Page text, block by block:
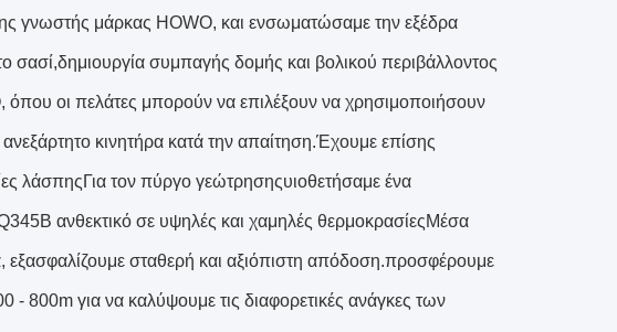
γνωστής μάρκας HOWO, και ενσωματώσαμε την εξέδρα
σασί,δημιουργία συμπαγής δομής και βολικού περιβάλλοντος
όπου οι πελάτες μπορούν να επιλέξουν να χρησιμοποιήσουν
κινητήρα κατά την απαίτηση.Έχουμε επίσης
λάσπηςΓια τον πύργο γεώτρησηςυιοθετήσαμε ένα
ανθεκτικό σε υψηλές και χαμηλές θερμοκρασίεςΜέσα
σταθερή και αξιόπιστη απόδοση.προσφέρουμε
800m για να καλύψουμε τις διαφορετικές ανάγκες των